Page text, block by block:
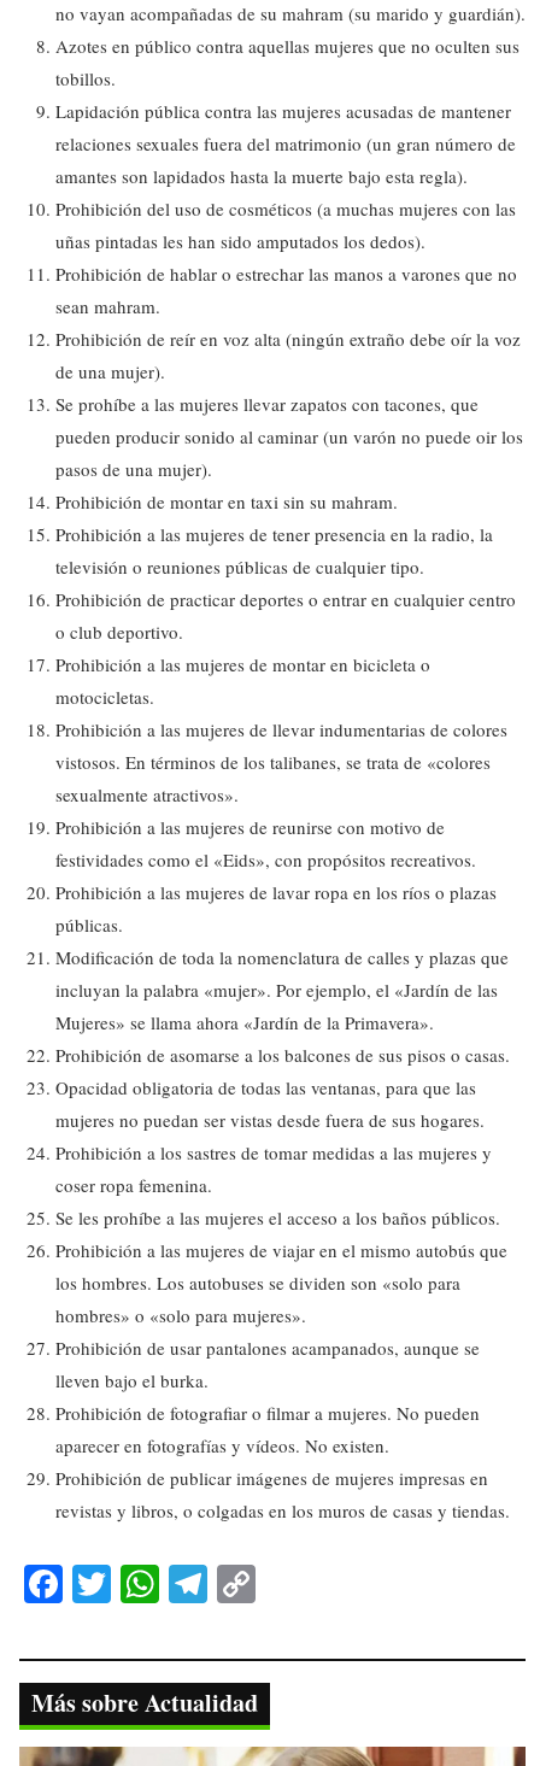
no vayan acompañadas de su mahram (su marido y guardián).
Azotes en público contra aquellas mujeres que no oculten sus
tobillos.
Lapidación pública contra las mujeres acusadas de mantener
relaciones sexuales fuera del matrimonio (un gran número de
amantes son lapidados hasta la muerte bajo esta regla).
Prohibición del uso de cosméticos (a muchas mujeres con las
uñas pintadas les han sido amputados los dedos).
Prohibición de hablar o estrechar las manos a varones que no
sean mahram.
Prohibición de reír en voz alta (ningún extraño debe oír la voz
de una mujer).
Se prohíbe a las mujeres llevar zapatos con tacones, que
pueden producir sonido al caminar (un varón no puede oir los
pasos de una mujer).
Prohibición de montar en taxi sin su mahram.
Prohibición a las mujeres de tener presencia en la radio, la
televisión o reuniones públicas de cualquier tipo.
Prohibición de practicar deportes o entrar en cualquier centro
o club deportivo.
Prohibición a las mujeres de montar en bicicleta o
motocicletas.
Prohibición a las mujeres de llevar indumentarias de colores
vistosos. En términos de los talibanes, se trata de «colores
sexualmente atractivos».
Prohibición a las mujeres de reunirse con motivo de
festividades como el «Eids», con propósitos recreativos.
Prohibición a las mujeres de lavar ropa en los ríos o plazas
públicas.
Modificación de toda la nomenclatura de calles y plazas que
incluyan la palabra «mujer». Por ejemplo, el «Jardín de las
Mujeres» se llama ahora «Jardín de la Primavera».
Prohibición de asomarse a los balcones de sus pisos o casas.
Opacidad obligatoria de todas las ventanas, para que las
mujeres no puedan ser vistas desde fuera de sus hogares.
Prohibición a los sastres de tomar medidas a las mujeres y
coser ropa femenina.
Se les prohíbe a las mujeres el acceso a los baños públicos.
Prohibición a las mujeres de viajar en el mismo autobús que
los hombres. Los autobuses se dividen son «solo para
hombres» o «solo para mujeres».
Prohibición de usar pantalones acampanados, aunque se
lleven bajo el burka.
Prohibición de fotografiar o filmar a mujeres. No pueden
aparecer en fotografías y vídeos. No existen.
Prohibición de publicar imágenes de mujeres impresas en
revistas y libros, o colgadas en los muros de casas y tiendas.
Fa
bo
ok
T
tte
r
W
ts
A
pp
Te
gr
a
m
y
Li
nk
Más sobre Actualidad